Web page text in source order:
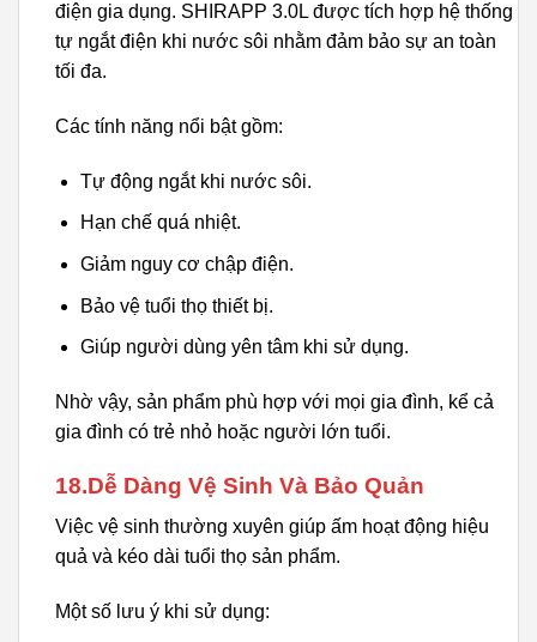
điện gia dụng. SHIRAPP 3.0L được tích hợp hệ thống
tự ngắt điện khi nước sôi nhằm đảm bảo sự an toàn
tối đa.
Các tính năng nổi bật gồm:
Tự động ngắt khi nước sôi.
Hạn chế quá nhiệt.
Giảm nguy cơ chập điện.
Bảo vệ tuổi thọ thiết bị.
Giúp người dùng yên tâm khi sử dụng.
Nhờ vậy, sản phẩm phù hợp với mọi gia đình, kể cả
gia đình có trẻ nhỏ hoặc người lớn tuổi.
18.Dễ Dàng Vệ Sinh Và Bảo Quản
Việc vệ sinh thường xuyên giúp ấm hoạt động hiệu
quả và kéo dài tuổi thọ sản phẩm.
Một số lưu ý khi sử dụng: